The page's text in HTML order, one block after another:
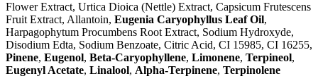
Flower Extract, Urtica Dioica (Nettle) Extract, Capsicum Frutescens
Fruit Extract, Allantoin, Eugenia Caryophyllus Leaf Oil,
Harpagophytum Procumbens Root Extract, Sodium Hydroxyde,
Disodium Edta, Sodium Benzoate, Citric Acid, CI 15985, CI 16255,
Pinene, Eugenol, Beta-Caryophyllene, Limonene, Terpineol,
Eugenyl Acetate, Linalool, Alpha-Terpinene, Terpinolene